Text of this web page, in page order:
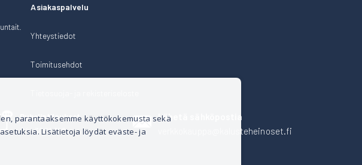
Asiakaspalvelu
Yhteystiedot
Toimitusehdot
Puhelintilaukset
044 3001 399
Lähetä sähköpostia
verkkokauppa@kalusteheinoset.fi
parantaaksemme käyttökokemusta sekä
Lisätietoja löydät eväste- ja